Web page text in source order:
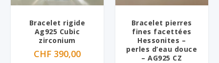
Bracelet rigide
Ag925 Cubic
zirconium
CHF 390,00
Bracelet pierres
fines facettées
Hessonites –
perles d’eau douce
– AG925 CZ